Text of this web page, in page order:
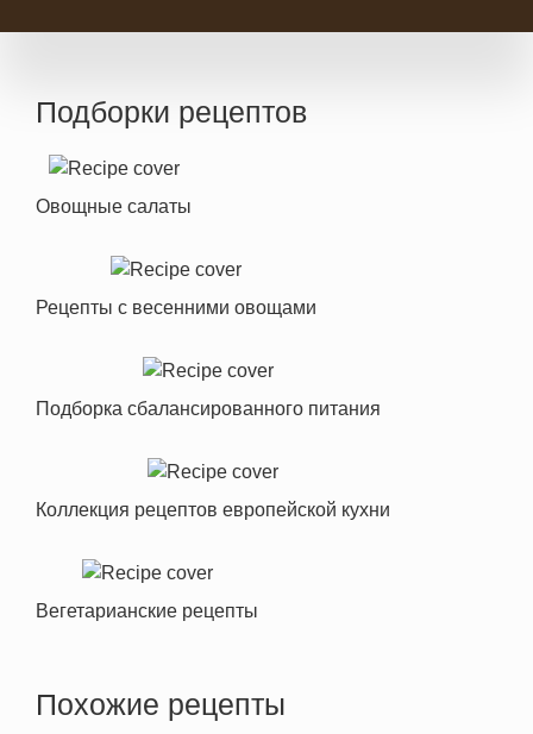
Подборки рецептов
Овощные салаты
Рецепты с весенними овощами
Подборка сбалансированного питания
Коллекция рецептов европейской кухни
Вегетарианские рецепты
Похожие рецепты